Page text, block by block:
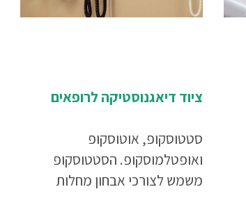
ציוד דיאגנוסטיקה לרופאים
סטטוסקופ, אוטוסקופ
ואופטלמוסקופ. הסטטוסקופ
משמש לצורכי אבחון מחלות